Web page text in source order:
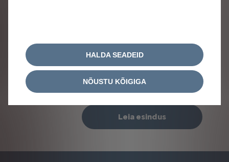
Lisaks pakume sulle lihtsamat haldust läbi
spetsiaalselt pistikuhübriidele mõeldud teenuste,
näiteks hooldusleping. Saad abi ka
laadimislahenduste, mobiilsuslahenduste, hoolduse
hinnapakkumise ja veebipõhise hoolduse
broneerimise võimaluse näol.
Leia esindus
HALDA SEADEID
NÕUSTU KÕIGIGA